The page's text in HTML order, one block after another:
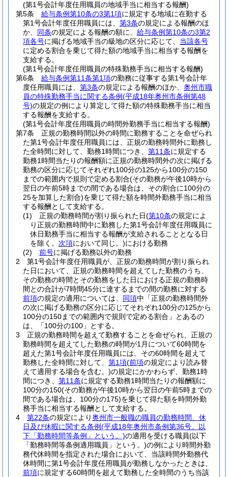
(第1号会計年度任用職員の地域手当に相当する報酬)
第5条
給与条例第10条の3第1項に規定する地域に在勤する
第1号会計年度任用職員には、 第3条の規定による報酬のほ
か、 同条の規定による報酬の額に、 給与条例第10条の3第2
項各号に掲げる地域手当の級地の区分に応じて、 当該各号
に定める割合を乗じて得た額の地域手当に相当する報酬を
支給する。
(第1号会計年度任用職員の特殊勤務手当に相当する報酬)
第6条
給与条例第11条第1項の勤務に従事する第1号会計年
度任用職員には、 第3条の規定による報酬のほか、 奥州市職
員の特殊勤務手当に関する条例(平成18年奥州市条例第48
号)の規定の例により算定して得た額の特殊勤務手当に相当
する報酬を支給する。
(第1号会計年度任用職員の時間外勤務手当に相当する報酬)
第7条
正規の勤務時間以外の時間に勤務することを命ぜられ
た第1号会計年度任用職員には、正規の勤務時間外に勤務し
た全時間に対して、勤務1時間につき、 第11条に規定する
勤務1時間当たりの報酬額に正規の勤務時間外の次に掲げる
勤務の区分に応じてそれぞれ100分の125から100分の150
までの範囲内で規則で定める割合(その勤務が午後10時から
翌日の午前5時までの間である場合は、その割合に100分の
25を加算した割合)を乗じて得た額を時間外勤務手当に相当
する報酬として支給する。
(1)
正規の勤務時間が割り振られた日(第10条の規定によ
り正規の勤務時間中に勤務した第1号会計年度任用職員に
休日勤務手当に相当する報酬が支給されることとなる日
を除く。 次項において同じ。)における勤務
(2)
前号に掲げる勤務以外の勤務
2
第1号会計年度任用職員が、正規の勤務時間が割り振られ
た日において、正規の勤務時間を超えてした勤務のうち、
その勤務の時間とその勤務をした日における正規の勤務時
間との合計が7時間45分に達するまでの間の勤務に対する
前項の規定の適用については、 同項中「正規の勤務時間外
の次に掲げる勤務の区分に応じてそれぞれ100分の125から
100分の150までの範囲内で規則で定める割合」とあるの
は、「100分の100」とする。
3
正規の勤務時間を超えて勤務することを命ぜられ、正規の
勤務時間を超えてした勤務の時間が1月について60時間を
超えた第1号会計年度任用職員には、その60時間を超えて
勤務した全時間に対して、 第1項(前項の規定により読み替
えて適用する場合を含む。)の規定にかかわらず、勤務1時
間につき、 第11条に規定する勤務1時間当たりの報酬額に
100分の150(その勤務が午後10時から翌日の午前5時までの
間である場合は、100分の175)を乗じて得た額を時間外勤
務手当に相当する報酬として支給する。
4
第22条の規定により奥州市一般職の職員の勤務時間、休
日及び休暇に関する条例(平成18年奥州市条例第36号。以
下「勤務時間等条例」という。)の適用を受ける職員(以下
「勤務時間等条例適用職員」という。)の例により時間外勤
務代休時間を指定された場合において、当該時間外勤務代
休時間に第1号会計年度任用職員が勤務しなかったときは、
前項に規定する60時間を超えて勤務した全時間のうち当該